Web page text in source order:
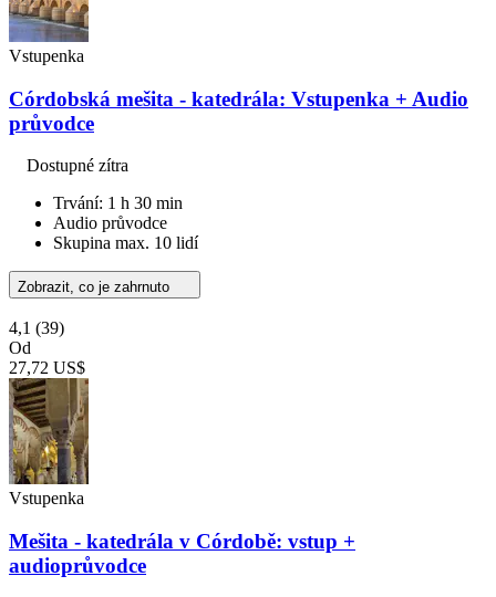
Vstupenka
Córdobská mešita - katedrála: Vstupenka + Audio
průvodce
Dostupné zítra
Trvání: 1 h 30 min
Audio průvodce
Skupina max. 10 lidí
Zobrazit, co je zahrnuto
4,1 (39)
Od
27,72 US$
Vstupenka
Mešita - katedrála v Córdobě: vstup +
audioprůvodce